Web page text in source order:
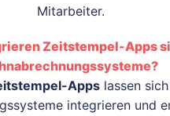
Mitarbeiter.
Zeitstempel-Apps
Appslassen
integrieren und